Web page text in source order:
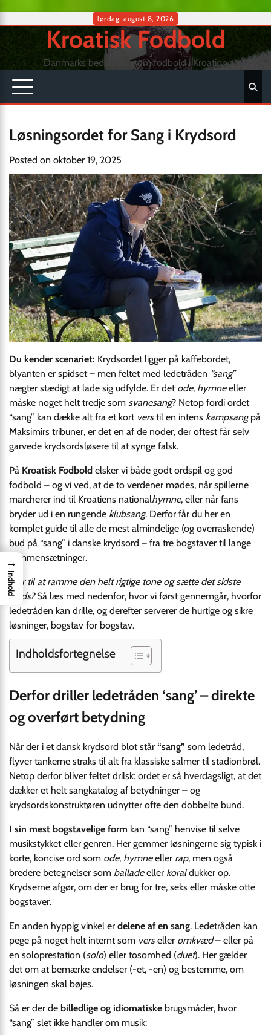
content
lørdag, august 8, 2026
Kroatisk Fodbold
Danmarks bedste side om fodbold i Kroation
Løsningsordet for Sang i Krydsord
Posted on oktober 19, 2025
Du kender scenariet: Krydsordet ligger på kaffebordet,
blyanten er spidset – men feltet med ledetråden “sang”
nægter stædigt at lade sig udfylde. Er det ode, hymneeller
måske noget helt tredje som svanesang? Netop fordi ordet
“sang” kan dække alt fra et kort verstil en intens kampsangpå
Maksimirs tribuner, er det en af de noder, der oftest får selv
garvede krydsordsløsere til at synge falsk.
På Kroatisk Fodbold elsker vi både godt ordspil og god
fodbold – og vi ved, at de to verdener mødes, når spillerne
marcherer ind til Kroatiens nationalhymne, eller når fans
bryder ud i en rungende klubsang. Derfor får du her en
komplet guide til alle de mest almindelige (og overraskende)
bud på “sang” i danske krydsord – fra tre bogstaver til lange
sammensætninger.
Klar til at ramme den helt rigtige tone og sætte det sidste
kryds?Så læs med nedenfor, hvor vi først gennemgår, hvorfor
ledetråden kan drille, og derefter serverer de hurtige og sikre
løsninger, bogstav for bogstav.
Indholdsfortegnelse
Derfor driller ledetråden ‘sang’ – direkte
og overført betydning
Når der i et dansk krydsord blot står “sang” som ledetråd,
flyver tankerne straks til alt fra klassiske salmer til stadionbrøl.
Netop derfor bliver feltet drilsk: ordet er så hverdagsligt, at det
dækker et helt sangkatalog af betydninger – og
krydsordskonstruktøren udnytter ofte den dobbelte bund.
I sin mest bogstavelige form kan “sang” henvise til selve
musikstykket eller genren. Her gemmer løsningerne sig typisk i
korte, koncise ord som ode, hymneeller rap, men også
bredere betegnelser som balladeeller koraldukker op.
Krydserne afgør, om der er brug for tre, seks eller måske otte
bogstaver.
En anden hyppig vinkel er delene af en sang. Ledetråden kan
pege på noget helt internt som verseller omkvæd– eller på
en soloprestation (solo) eller tosomhed (duet). Her gælder
det om at bemærke endelser (-et, -en) og bestemme, om
løsningen skal bøjes.
Så er der de billedlige og idiomatiske brugsmåder, hvor
“sang” slet ikke handler om musik:
→
Indhold